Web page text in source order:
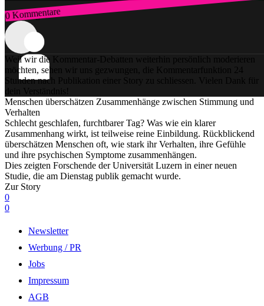
0 Kommentare
Zum Login
Weil wir die Kommentar-Debatten weiterhin persönlich moderieren
möchten, sehen wir uns gezwungen, die Kommentarfunktion 24
Stunden nach Publikation einer Story zu schliessen. Vielen Dank für
dein Verständnis!
Menschen überschätzen Zusammenhänge zwischen Stimmung und
Verhalten
Schlecht geschlafen, furchtbarer Tag? Was wie ein klarer
Zusammenhang wirkt, ist teilweise reine Einbildung. Rückblickend
überschätzen Menschen oft, wie stark ihr Verhalten, ihre Gefühle
und ihre psychischen Symptome zusammenhängen.
Dies zeigten Forschende der Universität Luzern in einer neuen
Studie, die am Dienstag publik gemacht wurde.
Zur Story
0
0
Newsletter
Werbung / PR
Jobs
Impressum
AGB